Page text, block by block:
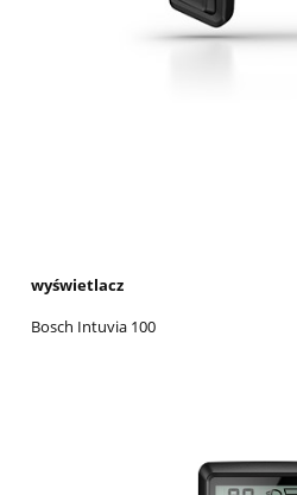
wyświetlacz
Bosch Intuvia 100